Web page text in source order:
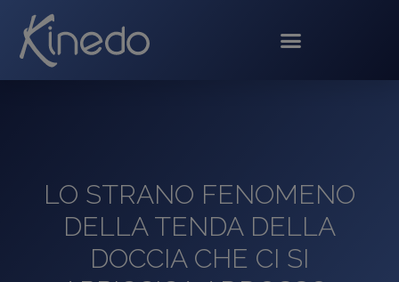
LO STRANO FENOMENO
DELLA TENDA DELLA
DOCCIA CHE CI SI